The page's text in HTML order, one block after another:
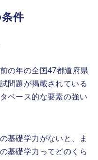
件
の年の全国47都道府県
問題が掲載されている
ベース的な要素の強い
基礎学力がないと、ま
基礎学力ってどのくら